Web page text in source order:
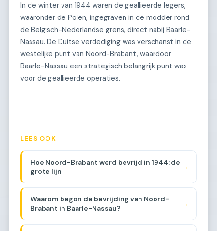
In de winter van 1944 waren de geallieerde legers,
waaronder de Polen, ingegraven in de modder rond
de Belgisch-Nederlandse grens, direct nabij Baarle-
Nassau. De Duitse verdediging was verschanst in de
westelijke punt van Noord-Brabant, waardoor
Baarle-Nassau een strategisch belangrijk punt was
voor de geallieerde operaties.
LEES OOK
Hoe Noord-Brabant werd bevrijd in 1944: de
grote lijn
→
Waarom begon de bevrijding van Noord-
Brabant in Baarle-Nassau?
→